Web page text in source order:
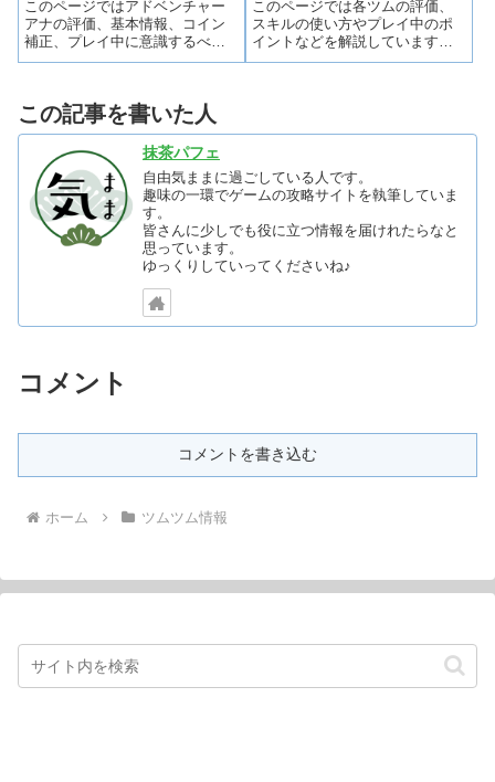
このページではアドベンチャー
アナの評価、基本情報、コイン
補正、プレイ中に意識するべき
ポイントなどを詳しく載せてい
このページでは各ツムの評価、
スキルの使い方やプレイ中のポ
イントなどを解説しています。
目次から気になる項目にスキッ
★★★★★ スコア稼ぎ
この記事を書いた人
抹茶パフェ
自由気ままに過ごしている人です。
趣味の一環でゲームの攻略サイトを執筆していま
す。
皆さんに少しでも役に立つ情報を届けれたらなと
思っています。
ゆっくりしていってくださいね♪
コメント
コメントを書き込む
ホーム ツムツム情報